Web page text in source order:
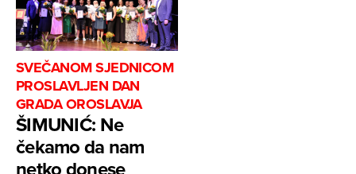
SVEČANOM SJEDNICOM
PROSLAVLJEN DAN
GRADA OROSLAVJA
ŠIMUNIĆ: Ne
čekamo da nam